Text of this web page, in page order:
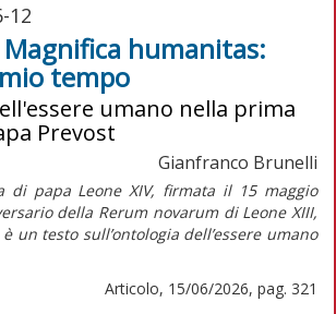
12
Magnifica humanitas:
tempo
umano nella prima
Prevost
Gianfranco Brunelli
di papa Leone XIV, firmata il 15 maggio
della Rerum novarumdi Leone XIII,
un testo sull’ontologia dell’essere umano
Articolo, 15/06/2026, pag. 321